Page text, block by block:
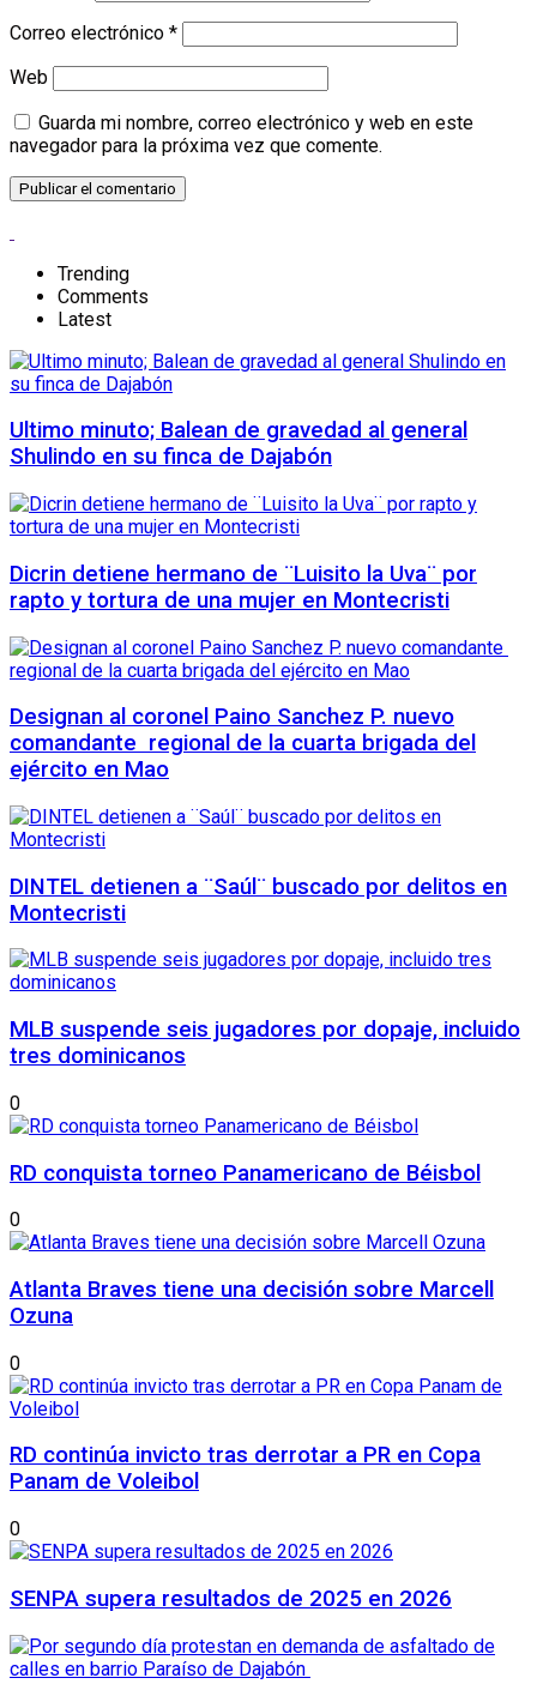
Correo electrónico *
Web
Guarda mi nombre, correo electrónico y web en este
navegador para la próxima vez que comente.
Trending
Comments
Latest
Ultimo minuto; Balean de gravedad al general
Shulindo en su finca de Dajabón
Dicrin detiene hermano de ¨Luisito la Uva¨ por
rapto y tortura de una mujer en Montecristi
Designan al coronel Paino Sanchez P. nuevo
comandante regional de la cuarta brigada del
ejército en Mao
DINTEL detienen a ¨Saúl¨ buscado por delitos en
Montecristi
MLB suspende seis jugadores por dopaje, incluido
tres dominicanos
0
RD conquista torneo Panamericano de Béisbol
0
Atlanta Braves tiene una decisión sobre Marcell
Ozuna
0
RD continúa invicto tras derrotar a PR en Copa
Panam de Voleibol
0
SENPA supera resultados de 2025 en 2026